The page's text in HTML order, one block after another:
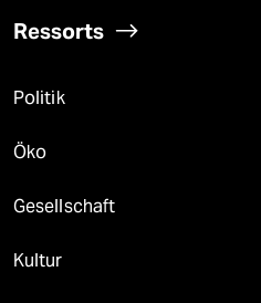
Ressorts
Politik
Öko
Gesellschaft
Kultur